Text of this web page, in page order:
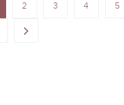
2 3 4 5